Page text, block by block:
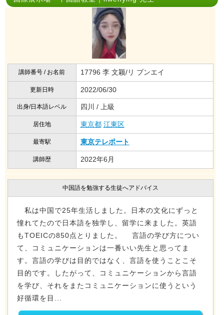
講師番号 / お名前 17796 李 文颖/リ ブンエイ
更新日時 2022/06/30
出身/日本語レベル 四川 / 上級
居住地 東京都 江東区
最寄駅 東京テレポート
講師歴 2022年6月
中国語を勉強する生徒へアドバイス
私は中国で25年生活しました。日本の文化にずっと
憧れてたので日本語を独学し、留学に来ました。英語
もTOEICの850点とりました。 言語の学び方につい
て、コミュニケーションは一番いい先生と思ってま
す。言語の学びは目的ではなく、言語を使うことこそ
目的です。したがって、コミュニケーションから言語
を学び、それをまたコミュニケーションに使うという
好循環を目...